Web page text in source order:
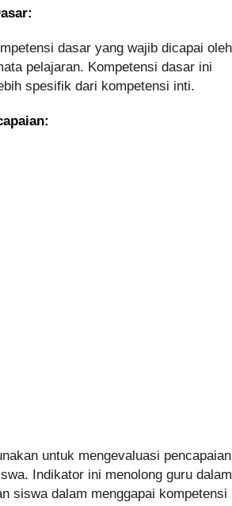
dasar yang wajib dicapai oleh
pelajaran. Kompetensi dasar ini
spesifik dari kompetensi inti.
untuk mengevaluasi pencapaian
Indikator ini menolong guru dalam
siswa dalam menggapai kompetensi